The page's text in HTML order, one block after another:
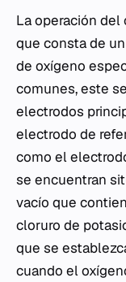
La operación del
que consta de
de oxígeno
comunes, este
electrodos
electrodo de
como el
se encuentran
vacío que
cloruro de
que se
cuando el